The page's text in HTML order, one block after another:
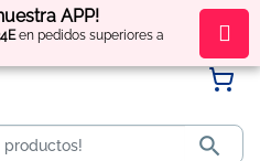
APP!
en pedidos superiores a
puntos por tus compras
